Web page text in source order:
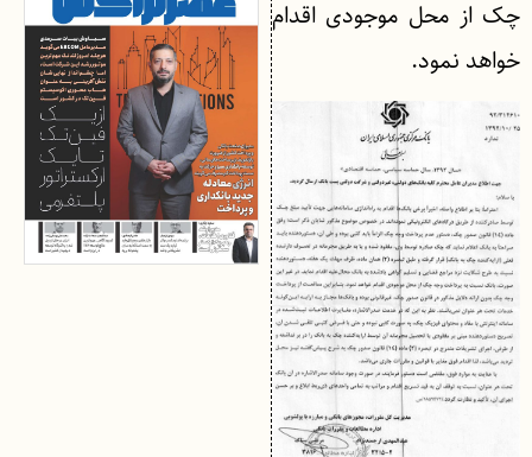
چک از محل موجودی اقدام
خواهد نمود.